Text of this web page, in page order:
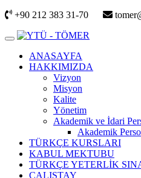
+90 212 383 31-70
ANASAYFA
HAKKIMIZDA
Vizyon
Misyon
Kalite
Yönetim
Akademik ve İdari
Akademik
TÜRKÇE KURSLARI
KABUL MEKTUBU
TÜRKÇE YETERLİK
ÇALIŞTAY